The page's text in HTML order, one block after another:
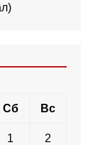
Сб Вс
1 2